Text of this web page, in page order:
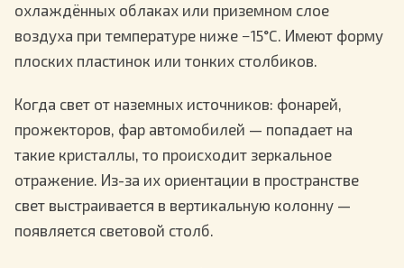
охлаждённых облаках или приземном слое
воздуха при температуре ниже −15°C. Имеют форму
плоских пластинок или тонких столбиков.
Когда свет от наземных источников: фонарей,
прожекторов, фар автомобилей — попадает на
такие кристаллы, то происходит зеркальное
отражение. Из-за их ориентации в пространстве
свет выстраивается в вертикальную колонну —
появляется световой столб.